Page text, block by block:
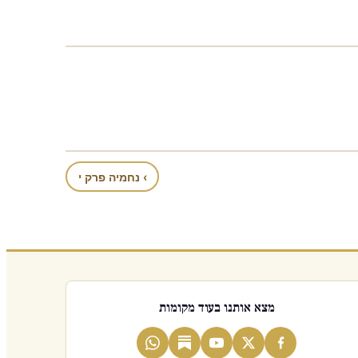
› נחמיה פרק י
מצא אותנו בעוד מקומות